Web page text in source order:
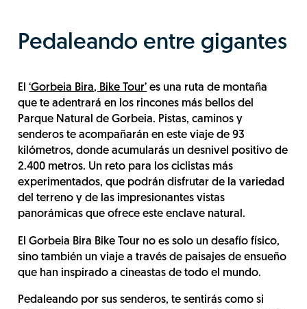
Pedaleando entre gigantes
El‘Gorbeia Bira, Bike Tour’ es una ruta de montaña
que te adentrará en los rincones más bellos del
Parque Natural de Gorbeia. Pistas, caminos y
senderos te acompañarán en este viaje de 93
kilómetros, donde acumularás un desnivel positivo de
2.400 metros. Un reto para los ciclistas más
experimentados, que podrán disfrutar de la variedad
del terreno y de las impresionantes vistas
panorámicas que ofrece este enclave natural.
El Gorbeia Bira Bike Tour no es solo un desafío físico,
sino también un viaje a través de paisajes de ensueño
que han inspirado a cineastas de todo el mundo.
Pedaleando por sus senderos, te sentirás como si